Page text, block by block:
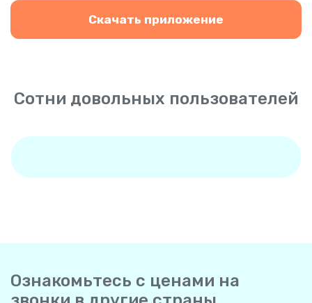
Скачать приложение
Сотни довольных пользователей
Ознакомьтесь с ценами на